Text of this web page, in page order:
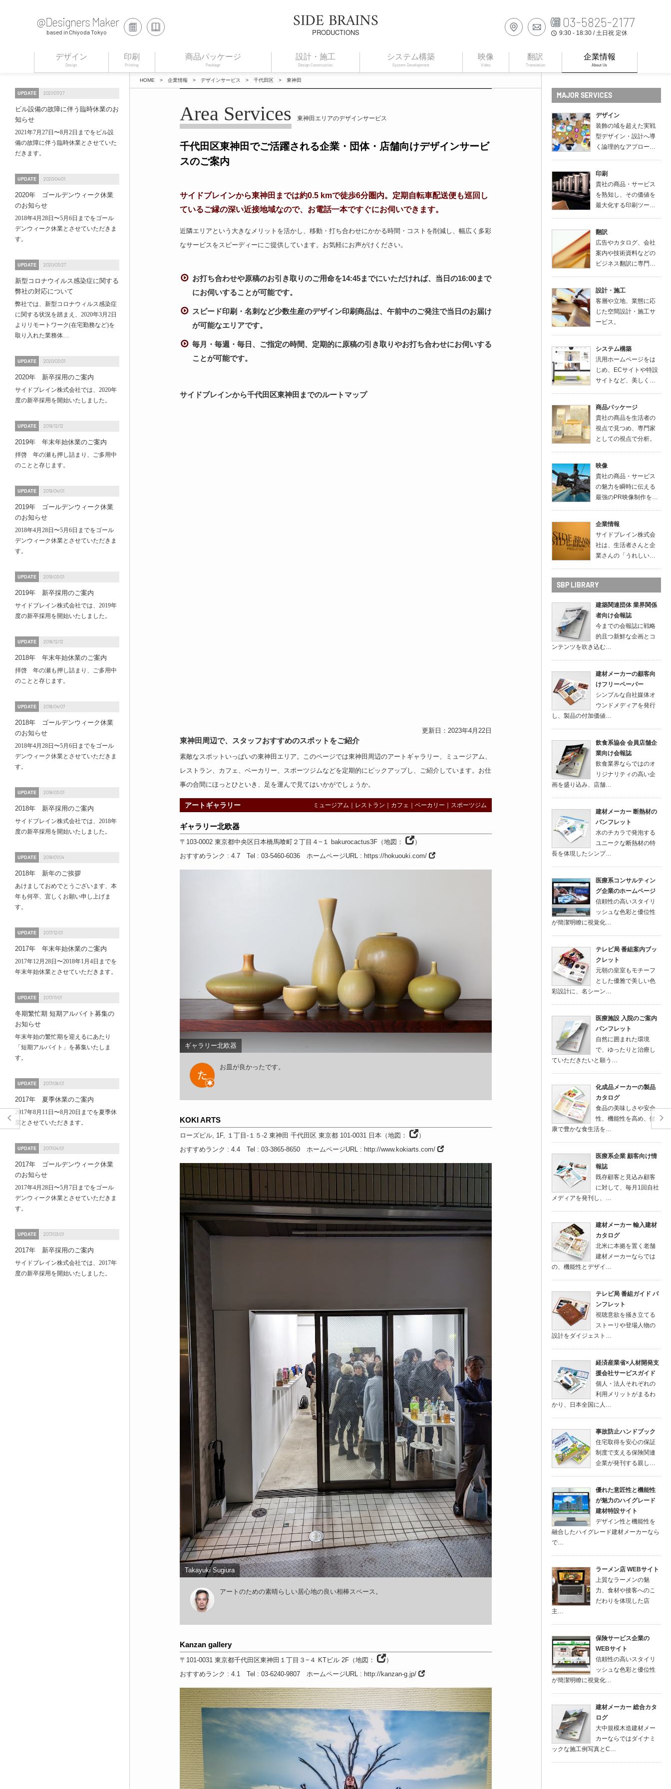
@Designers Maker
based in Chiyoda Tokyo SIDE BRAINS
PRODUCTIONS
03-5825-2177
access_time 9:30 - 18:30 / 土日祝 定休
デザイン
Design
印刷
Printing
商品パッケージ
Package
設計・施工
Design Construction
システム構築
System Development
映像
Video
翻訳
Translation
企業情報
About Us
HOME > 企業情報 > デザインサービス > 千代田区 > 東神田
Area Services 東神田エリアのデザインサービス
千代田区東神田でご活躍される企業・団体・店舗向けデザインサービ
スのご案内
サイドブレインから東神田までは約0.5 kmで徒歩6分圏内。定期自転車配送便も巡回し
ているご縁の深い近接地域なので、お電話一本ですぐにお伺いできます。
近隣エリアという大きなメリットを活かし、移動・打ち合わせにかかる時間・コストを削減し、幅広く多彩
なサービスをスピーディーにご提供しています。お気軽にお声がけください。
お打ち合わせや原稿のお引き取りのご用命を14:45までにいただければ、当日の16:00まで
にお伺いすることが可能です。
スピード印刷・名刺など少数生産のデザイン印刷商品は、午前中のご発注で当日のお届け
が可能なエリアです。
毎月・毎週・毎日、ご指定の時間、定期的に原稿の引き取りやお打ち合わせにお伺いする
ことが可能です。
サイドブレインから千代田区東神田までのルートマップ
更新日：2023年4月22日
東神田周辺で、スタッフおすすめのスポットをご紹介
素敵なスポットいっぱいの東神田エリア。このページでは東神田周辺のアートギャラリー、 ミュージアム、
レストラン、 カフェ 、 ベーカリー、 スポーツジムなどを定期的にピックアップし、ご紹介しています。お仕
事の合間にほっとひといき、足を運んで見てはいかがでしょうか。
アートギャラリー ミュージアム レストラン カフェ ベーカリー スポーツジム
ギャラリー北欧器
〒103-0002 東京都中央区日本橋馬喰町２丁目４−１ bakurocactus3F（地図：
）
おすすめランク : 4.7 Tel : 03-5460-6036 ホームページURL: https://hokuouki.com/
ギャラリー北欧器
お皿が良かったです。
KOKI ARTS
ローズビル, 1F, １丁目-１５-2 東神田 千代田区 東京都 101-0031 日本（地図：
）
おすすめランク : 4.4 Tel : 03-3865-8650 ホームページURL : http://www.kokiarts.com/
Takayuki Sugiura
アートのための素晴らしい居心地の良い相棒スペース。
Kanzan gallery
〒101-0031 東京都千代田区東神田１丁目３−４ KTビル 2F（地図：
）
おすすめランク : 4.1 Tel : 03-6240-9807 ホームページURL : http://kanzan-g.jp/
UPDATE 2021/07/27
ビル設備の故障に伴う臨時休業のお
知らせ
2021年7月27日〜8月2日までをビル設
備の故障に伴う臨時休業とさせていた
だきます。
UPDATE 2020/04/01
2020年 ゴールデンウィーク休業
のお知らせ
2018年4月28日〜5月6日までをゴール
デンウィーク休業とさせていただきま
す。
UPDATE 2020/03/27
新型コロナウイルス感染症に関する
弊社の対応について
弊社では、新型コロナウィルス感染症
に関する状況を踏まえ、2020年3月2日
よりリモートワーク(在宅勤務など)を
取り入れた業務体…
UPDATE 2020/03/01
2020年 新卒採用のご案内
サイドブレイン株式会社では、2020年
度の新卒採用を開始いたしました。
UPDATE 2019/12/12
2019年 年末年始休業のご案内
拝啓 年の瀬も押し詰まり、ご多用中
のことと存じます。
UPDATE 2019/04/01
2019年 ゴールデンウィーク休業
のお知らせ
2018年4月28日〜5月6日までをゴール
デンウィーク休業とさせていただきま
す。
UPDATE 2019/03/01
2019年 新卒採用のご案内
サイドブレイン株式会社では、2019年
度の新卒採用を開始いたしました。
UPDATE 2018/12/12
2018年 年末年始休業のご案内
拝啓 年の瀬も押し詰まり、ご多用中
のことと存じます。
UPDATE 2018/04/07
2018年 ゴールデンウィーク休業
のお知らせ
2018年4月28日〜5月6日までをゴール
デンウィーク休業とさせていただきま
す。
UPDATE 2018/03/01
2018年 新卒採用のご案内
サイドブレイン株式会社では、2018年
度の新卒採用を開始いたしました。
UPDATE 2018/01/04
2018年 新年のご挨拶
あけましておめでとうございます、本
年も何卒、宜しくお願い申し上げま
す。
UPDATE 2017/12/01
2017年 年末年始休業のご案内
2017年12月28日〜2018年1月4日までを
年末年始休業とさせていただきます。
UPDATE 2017/11/01
冬期繁忙期 短期アルバイト募集の
お知らせ
年末年始の繁忙期を迎えるにあたり
「短期アルバイト」を募集いたしま
す。
UPDATE 2017/08/01
2017年 夏季休業のご案内
2017年8月11日〜8月20日までを夏季休
業とさせていただきます。
UPDATE 2017/04/01
2017年 ゴールデンウィーク休業
のお知らせ
2017年4月28日〜5月7日までをゴール
デンウィーク休業とさせていただきま
す。
UPDATE 2017/03/01
2017年 新卒採用のご案内
サイドブレイン株式会社では、2017年
度の新卒採用を開始いたしました。
MAJOR SERVICES
デザイン
装飾の域を超えた実戦
型デザイン・設計へ導
く論理的なアプロー…
印刷
貴社の商品・サービス
を熟知し、その価値を
最大化する印刷ツー…
翻訳
広告やカタログ、会社
案内や技術資料などの
ビジネス翻訳に専門…
設計・施工
客層や立地、業態に応
じた空間設計・施工サ
ービス。
システム構築
汎用ホームページをは
じめ、ECサイトや特設
サイトなど、美しく…
商品パッケージ
貴社の商品を生活者の
視点で見つめ、専門家
としての視点で分析。
映像
貴社の商品・サービス
の魅力を瞬時に伝える
最強のPR映像制作を…
企業情報
サイドブレイン株式会
社は、生活者さんと企
業さんの「うれしい…
SBP LIBRARY
建築関連団体 業界関係
者向け会報誌
今までの会報誌に戦略
的且つ新鮮な企画とコ
ンテンツを吹き込む…
建材メーカーの顧客向
けフリーペーパー
シンプルな自社媒体オ
ウンドメディアを発行
し、製品の付加価値…
飲食系協会 会員店舗企
業向け会報誌
飲食業界ならではのオ
リジナリティの高い企
画を盛り込み、店舗…
建材メーカー 断熱材の
パンフレット
水のチカラで発泡する
ユニークな断熱材の特
長を体現したシンプ…
医療系コンサルティン
グ企業のホームページ
信頼性の高いスタイリ
ッシュな色彩と優位性
が簡潔明瞭に視覚化…
テレビ局 番組案内ブッ
クレット
元朝の皇室もモチーフ
とした優雅で美しい色
彩設計に、名シーン…
医療施設 入院のご案内
パンフレット
自然に囲まれた環境
で、ゆったりと治療し
ていただきたいと願う…
化成品メーカーの製品
カタログ
食品の美味しさや安全
性、機能性を高め、健
康で豊かな食生活を…
医療系企業 顧客向け情
報誌
既存顧客と見込み顧客
に対して、毎月1回自社
メディアを発刊し、…
建材メーカー 輸入建材
カタログ
北米に本拠を置く老舗
建材メーカーならでは
の、機能性とデザイ…
テレビ局 番組ガイド パ
ンフレット
視聴意欲を掻き立てる
ストーリや登場人物の
設計をダイジェスト…
経済産業省×人材開発支
援会社サービスガイド
個人・法人それぞれの
利用メリットがまるわ
かり、日本全国に人…
事故防止ハンドブック
住宅取得を安心の保証
制度で支える保険関連
企業が発刊する親し…
優れた意匠性と機能性
が魅力のハイグレード
建材特設サイト
デザイン性と機能性を
融合したハイグレード建材メーカーなら
で…
ラーメン店 WEBサイト
上質なラーメンの魅
力、食材や接客へのこ
だわりを体現した店
主…
保険サービス企業の
WEBサイト
信頼性の高いスタイリ
ッシュな色彩と優位性
が簡潔明瞭に視覚化…
建材メーカー 総合カタ
ログ
大中規模木造建材メー
カーならではダイナミ
ックな施工例写真とC…